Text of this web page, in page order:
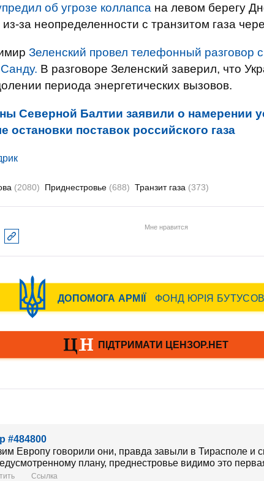
об угрозе коллапса на левом берегу
за неопределенности с транзитом газа
Зеленский провел телефонный разговор
В разговоре Зеленский заверил, что
периода энергетических вызовов.
Северной Балтии заявили о намерении
остановки поставок российского газа
(2080) Приднестровье (688) Транзит газа (373)
Мне нравится
#484800
Европу говорили они, правда завыли в Тирасполе и
плану, преднестровье видимо это
Ссылка